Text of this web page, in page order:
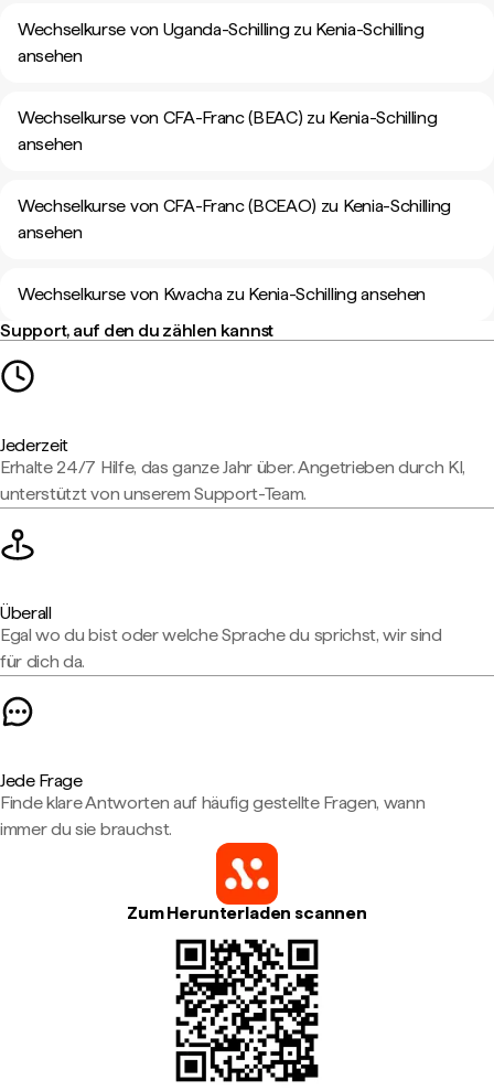
Wechselkurse von Uganda-Schilling zu Kenia-Schilling
ansehen
Wechselkurse von CFA-Franc (BEAC) zu Kenia-Schilling
ansehen
Wechselkurse von CFA-Franc (BCEAO) zu Kenia-Schilling
ansehen
Wechselkurse von Kwacha zu Kenia-Schilling ansehen
Support, auf den du zählen kannst
Jederzeit
Erhalte 24/7 Hilfe, das ganze Jahr über. Angetrieben durch KI,
unterstützt von unserem Support-Team.
Überall
Egal wo du bist oder welche Sprache du sprichst, wir sind
für dich da.
Jede Frage
Finde klare Antworten auf häufig gestellte Fragen, wann
immer du sie brauchst.
Zum Herunterladen scannen